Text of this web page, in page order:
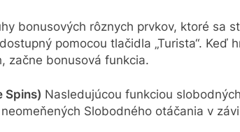
bonusových rôznych prvkov, ktoré sa
pomocou tlačidla „Turista“. Keď
začne bonusová funkcia.
Spins) Nasledujúcou funkciou
Slobodného otáčania v